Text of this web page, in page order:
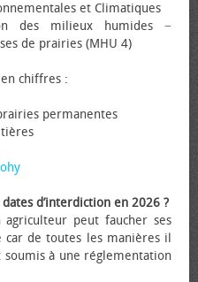
et Climatiques
des milieux humides −
de prairies (MHU 4)
chiffres :
permanentes
d’interdiction en 2026 ?
peut faucher ses
de toutes les manières il
à une réglementation